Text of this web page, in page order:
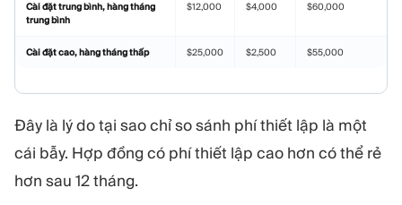
Cài đặt trung bình, hàng tháng
trung bình
$12,000 $4,000 $60,000
Cài đặt cao, hàng tháng thấp $25,000 $2,500 $55,000
Đây là lý do tại sao chỉ so sánh phí thiết lập là một
cái bẫy. Hợp đồng có phí thiết lập cao hơn có thể rẻ
hơn sau 12 tháng.